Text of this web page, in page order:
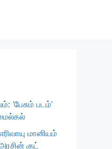
படம்’
மானியம்
குட்